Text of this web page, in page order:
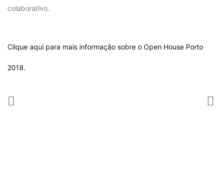
colaborativo.
Clique aqui para mais informação sobre o Open House Porto
2018.